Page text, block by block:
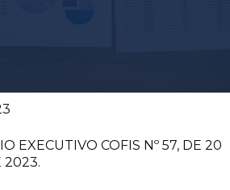
EXECUTIVO COFIS Nº 57, DE 20
2023.